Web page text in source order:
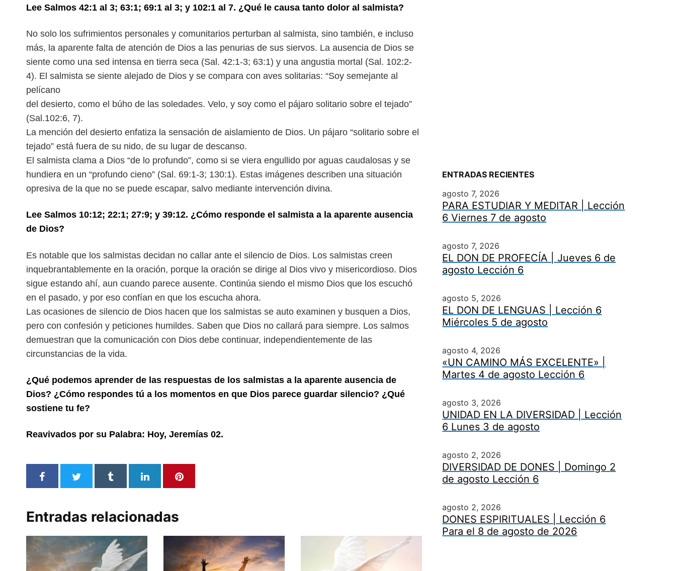
Lee Salmos 42:1 al 3; 63:1; 69:1 al 3; y 102:1 al 7. ¿Qué le causa tanto dolor al salmista?
No solo los sufrimientos personales y comunitarios perturban al salmista, sino también, e incluso
más, la aparente falta de atención de Dios a las penurias de sus siervos. La ausencia de Dios se
siente como una sed intensa en tierra seca (Sal. 42:1-3; 63:1) y una angustia mortal (Sal. 102:2-
4). El salmista se siente alejado de Dios y se compara con aves solitarias: “Soy semejante al
pelícano
del desierto, como el búho de las soledades. Velo, y soy como el pájaro solitario sobre el tejado”
(Sal.102:6, 7).
La mención del desierto enfatiza la sensación de aislamiento de Dios. Un pájaro “solitario sobre el
tejado” está fuera de su nido, de su lugar de descanso.
El salmista clama a Dios “de lo profundo”, como si se viera engullido por aguas caudalosas y se
hundiera en un “profundo cieno” (Sal. 69:1-3; 130:1). Estas imágenes describen una situación
opresiva de la que no se puede escapar, salvo mediante intervención divina.
Lee Salmos 10:12; 22:1; 27:9; y 39:12. ¿Cómo responde el salmista a la aparente ausencia
de Dios?
Es notable que los salmistas decidan no callar ante el silencio de Dios. Los salmistas creen
inquebrantablemente en la oración, porque la oración se dirige al Dios vivo y misericordioso. Dios
sigue estando ahí, aun cuando parece ausente. Continúa siendo el mismo Dios que los escuchó
en el pasado, y por eso confían en que los escucha ahora.
Las ocasiones de silencio de Dios hacen que los salmistas se auto examinen y busquen a Dios,
pero con confesión y peticiones humildes. Saben que Dios no callará para siempre. Los salmos
demuestran que la comunicación con Dios debe continuar, independientemente de las
circunstancias de la vida.
¿Qué podemos aprender de las respuestas de los salmistas a la aparente ausencia de
Dios? ¿Cómo respondes tú a los momentos en que Dios parece guardar silencio? ¿Qué
sostiene tu fe?
Reavivados por su Palabra: Hoy, Jeremías 02.
Entradas relacionadas
ENTRADAS RECIENTES
agosto 7, 2026
PARA ESTUDIAR Y MEDITAR | Lección
6 Viernes 7 de agosto
agosto 7, 2026
EL DON DE PROFECÍA | Jueves 6 de
agosto Lección 6
agosto 5, 2026
EL DON DE LENGUAS | Lección 6
Miércoles 5 de agosto
agosto 4, 2026
«UN CAMINO MÁS EXCELENTE» |
Martes 4 de agosto Lección 6
agosto 3, 2026
UNIDAD EN LA DIVERSIDAD | Lección
6 Lunes 3 de agosto
agosto 2, 2026
DIVERSIDAD DE DONES | Domingo 2
de agosto Lección 6
agosto 2, 2026
DONES ESPIRITUALES | Lección 6
Para el 8 de agosto de 2026